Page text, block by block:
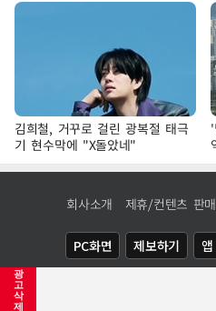
광
고
삭
제
김희철, 거꾸로 걸린 광복절 태극
기 현수막에 "X돌았네"
'
회사소개 제휴/컨텐츠 판매
PC화면 제보하기